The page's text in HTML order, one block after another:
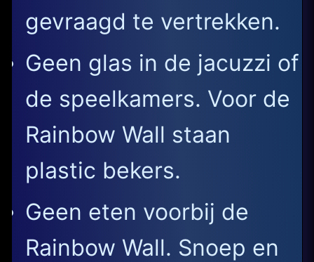
gevraagd te vertrekken.
Geen glas in de jacuzzi of
de speelkamers. Voor de
Rainbow Wall staan
plastic bekers.
Geen eten voorbij de
Rainbow Wall. Snoep en